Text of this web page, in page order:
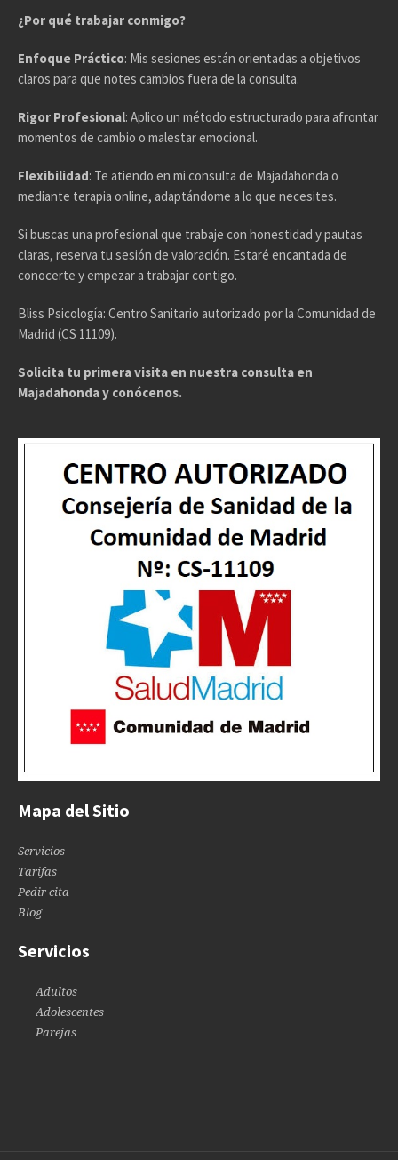
¿Por qué trabajar conmigo?
Enfoque Práctico: Mis sesiones están orientadas a objetivos
claros para que notes cambios fuera de la consulta.
Rigor Profesional: Aplico un método estructurado para afrontar
momentos de cambio o malestar emocional.
Flexibilidad: Te atiendo en mi consulta de Majadahonda o
mediante terapia online, adaptándome a lo que necesites.
Si buscas una profesional que trabaje con honestidad y pautas
claras, reserva tu sesión de valoración. Estaré encantada de
conocerte y empezar a trabajar contigo.
Bliss Psicología: Centro Sanitario autorizado por la Comunidad de
Madrid (CS 11109).
Solicita tu primera visita en nuestra consulta en
Majadahonda y conócenos.
Mapa del Sitio
Servicios
Tarifas
Pedir cita
Blog
Servicios
Adultos
Adolescentes
Parejas